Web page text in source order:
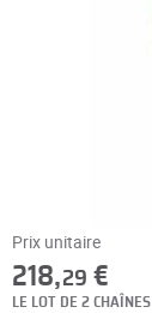
Prix unitaire
218,29 €
LE LOT DE 2 CHAÎNES